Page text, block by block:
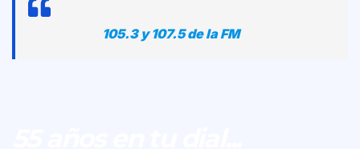
105.3 y 107.5 de la FM